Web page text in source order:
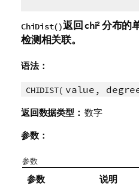
ChiDist()返回 chi2 分布的
检测相关联。
语法：
CHIDIST( value,
返回数据类型： 数字
参数：
参数
参数 说明